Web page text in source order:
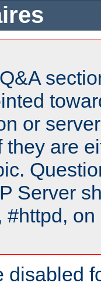
or
they are
Server
#httpd,
disabled